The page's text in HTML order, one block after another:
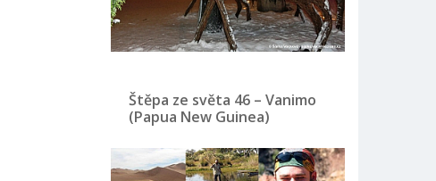
Štěpa ze světa 46 – Vanimo
(Papua New Guinea)